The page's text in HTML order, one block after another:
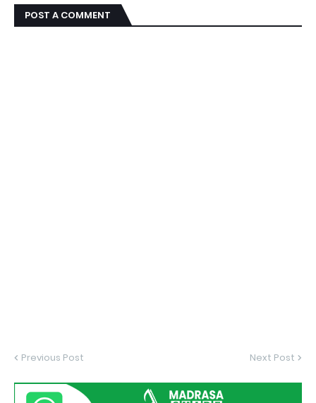
POST A COMMENT
Previous Post Next Post